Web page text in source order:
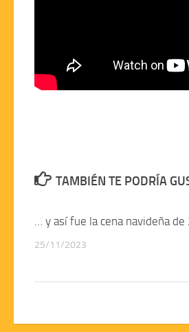
TAMBIÉN TE PODRÍA
… y así fue la cena navideña
25/11/2023